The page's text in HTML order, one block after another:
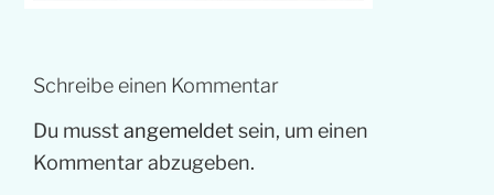
Schreibe einen Kommentar
Du musstangemeldetsein, um einen
Kommentar abzugeben.